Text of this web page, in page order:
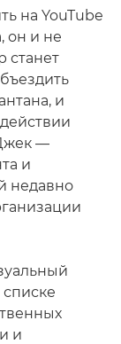
на YouTube
он и не
станет
и
—
и
недавно
и